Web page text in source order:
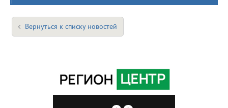
Вернуться к списку новостей